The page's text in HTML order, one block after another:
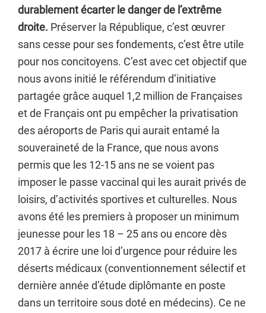
durablement écarter le danger de l’extrême
droite. Préserver la République, c’est œuvrer
sans cesse pour ses fondements, c’est être utile
pour nos concitoyens. C’est avec cet objectif que
nous avons initié le référendum d’initiative
partagée grâce auquel 1,2 million de Françaises
et de Français ont pu empêcher la privatisation
des aéroports de Paris qui aurait entamé la
souveraineté de la France, que nous avons
permis que les 12-15 ans ne se voient pas
imposer le passe vaccinal qui les aurait privés de
loisirs, d’activités sportives et culturelles. Nous
avons été les premiers à proposer un minimum
jeunesse pour les 18 – 25 ans ou encore dès
2017 à écrire une loi d’urgence pour réduire les
déserts médicaux (conventionnement sélectif et
dernière année d’étude diplômante en poste
dans un territoire sous doté en médecins). Ce ne